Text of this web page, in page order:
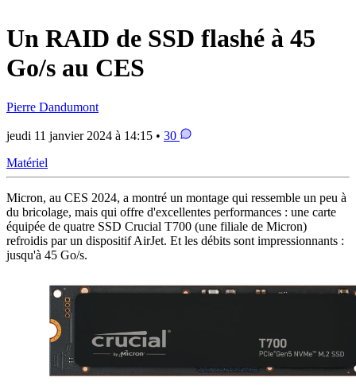
Un RAID de SSD flashé à 45
Go/s au CES
Pierre Dandumont
jeudi 11 janvier 2024 à 14:15 • 30
Matériel
Micron, au CES 2024, a montré un montage qui ressemble un peu à
du bricolage, mais qui offre d'excellentes performances : une carte
équipée de quatre SSD Crucial T700 (une filiale de Micron)
refroidis par un dispositif AirJet. Et les débits sont impressionnants :
jusqu'à 45 Go/s.